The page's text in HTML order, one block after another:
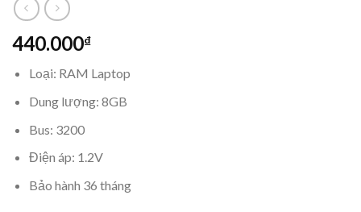
440.000₫
Loại: RAM Laptop
Dung lượng: 8GB
Bus: 3200
Điện áp: 1.2V
Bảo hành 36 tháng